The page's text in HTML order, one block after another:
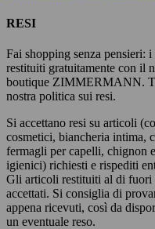
RESI
Fai shopping senza pensieri:
restituiti gratuitamente con il
boutique ZIMMERMANN.
nostra politica sui resi.
Si accettano resi su articoli
cosmetici, biancheria intima,
fermagli per capelli, chignon
igienici) richiesti e rispediti
Gli articoli restituiti al di fuori
accettati. Si consiglia di
appena ricevuti, così da
un eventuale reso.